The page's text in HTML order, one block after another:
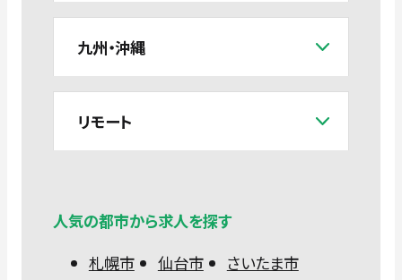
九州・沖縄
リモート
人気の都市から求人を探す
札幌市
仙台市
さいたま市